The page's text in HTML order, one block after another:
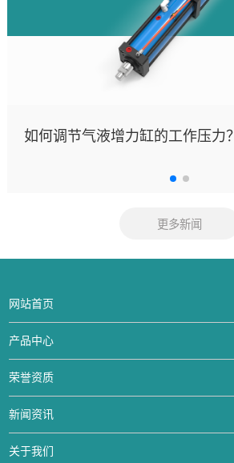
如何调节气液增力缸的工作压力？
更多新闻
网站首页
产品中心
荣誉资质
新闻资讯
关于我们